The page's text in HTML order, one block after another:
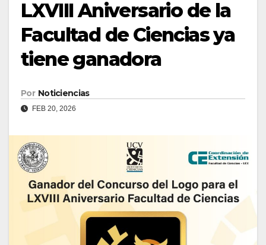
LXVIII Aniversario de la
Facultad de Ciencias ya
tiene ganadora
Por Noticiencias
FEB 20, 2026